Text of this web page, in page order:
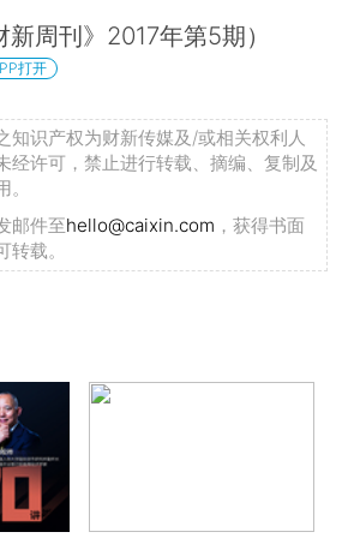
周刊》2017年第5期）
打开
知识产权为财新传媒及/或相关权利人
经许可，禁止进行转载、摘编、复制及
邮件至hello@caixin.com ，获得书面
载。